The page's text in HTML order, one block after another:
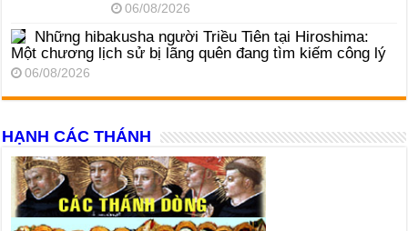
06/08/2026
Những hibakusha người Triều Tiên tại Hiroshima:
Một chương lịch sử bị lãng quên đang tìm kiếm công lý
06/08/2026
HẠNH CÁC THÁNH